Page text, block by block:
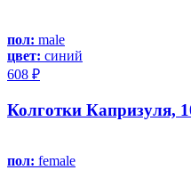
пол: male
цвет: синий
608 ₽
Колготки Капризуля,
пол: female